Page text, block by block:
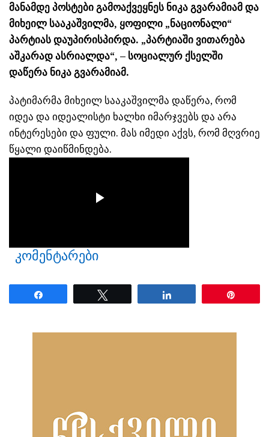
მანამდე პოსტები გამოაქვეყნეს ნიკა გვარამიამ და
მიხეილ სააკაშვილმა, ყოფილი „ნაციონალი“
პარტიას დაუპირისპირდა. „პარტიაში ვითარება
აშკარად ასრიალდა“, – სოციალურ ქსელში
დაწერა ნიკა გვარამიამ.
პატიმარმა მიხეილ სააკაშვილმა დაწერა, რომ
იდეა და იდეალისტი ხალხი იმარჯვებს და არა
ინტერესები და ფული. მას იმედი აქვს, რომ მღვრიე
წყალი დაიწმინდება.
კომენტარები